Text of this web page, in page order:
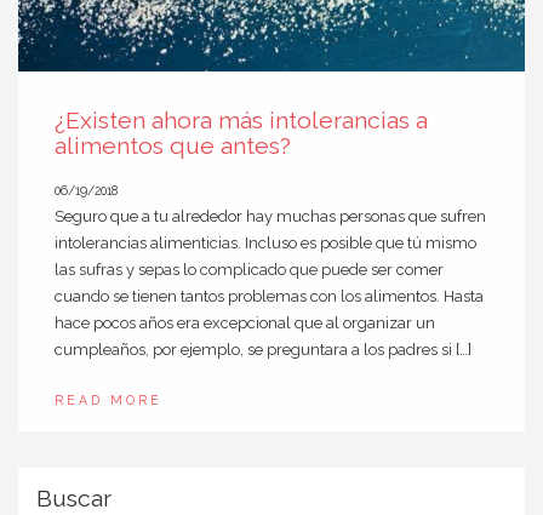
¿Existen ahora más intolerancias a
alimentos que antes?
06/19/2018
Seguro que a tu alrededor hay muchas personas que sufren
intolerancias alimenticias. Incluso es posible que tú mismo
las sufras y sepas lo complicado que puede ser comer
cuando se tienen tantos problemas con los alimentos. Hasta
hace pocos años era excepcional que al organizar un
cumpleaños, por ejemplo, se preguntara a los padres si […]
READ MORE
Buscar